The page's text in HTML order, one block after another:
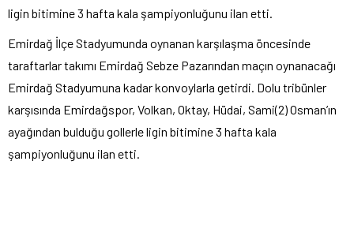
ligin bitimine 3 hafta kala şampiyonluğunu ilan etti.
Emirdağ İlçe Stadyumunda oynanan karşılaşma öncesinde
taraftarlar takımı Emirdağ Sebze Pazarından maçın oynanacağı
Emirdağ Stadyumuna kadar konvoylarla getirdi. Dolu tribünler
karşısında Emirdağspor, Volkan, Oktay, Hüdai, Sami(2) Osman’ın
ayağından bulduğu gollerle ligin bitimine 3 hafta kala
şampiyonluğunu ilan etti.